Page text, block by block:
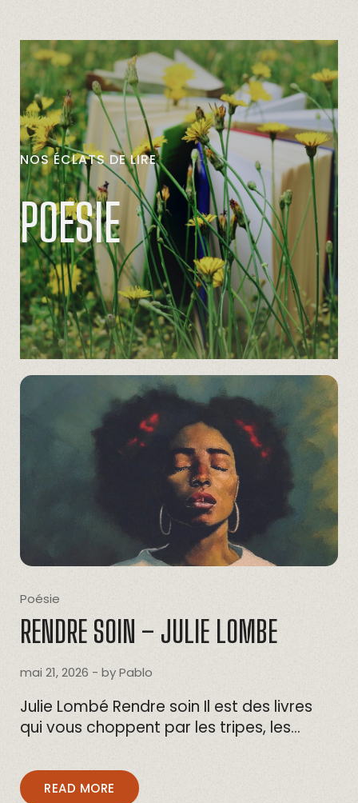
NOS ÉCLATS DE LIRE
POÉSIE
Poésie
RENDRE SOIN – JULIE LOMBE
mai 21, 2026 - byPablo
Julie Lombé Rendre soin Il est des livres
qui vous choppent par les tripes, les…
READ MORE